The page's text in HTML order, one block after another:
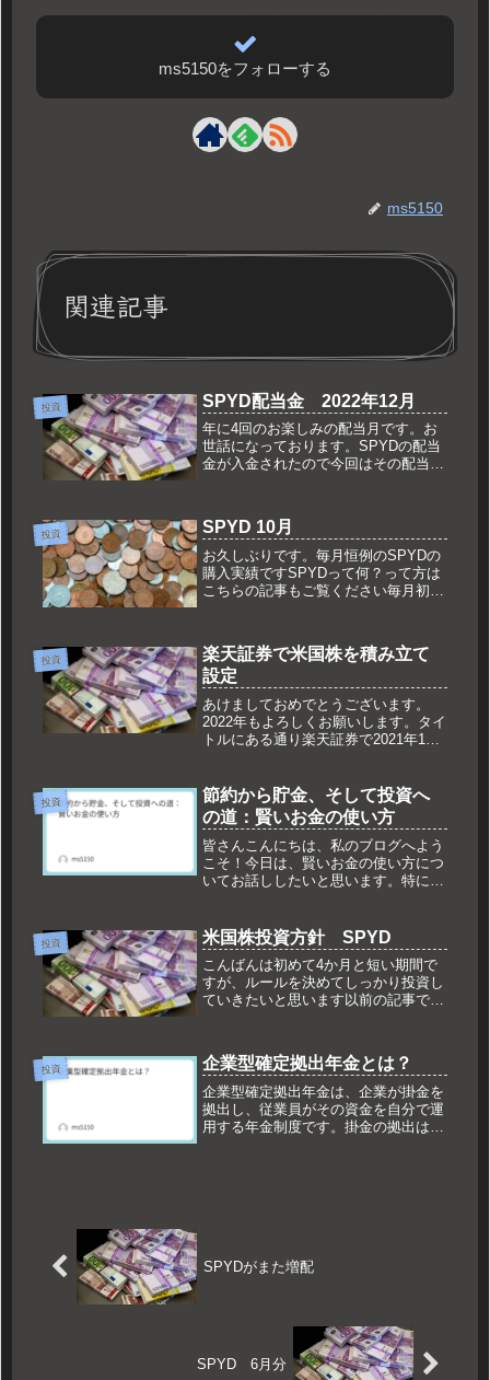
ms5150をフォローする
ms5150
関連記事
投資 SPYD配当金 2022年12月
年に4回のお楽しみの配当月です。お
世話になっております。SPYDの配当
金が入金されたので今回はその配当金
価：0.50726＄数量：42株配当金合
計：21.30＄受...
投資 SPYD 10月
お久しぶりです。毎月恒例のSPYDの
購入実績ですSPYDって何？って方は
こちらの記事もご覧ください毎月初め
０月分として１株購入40.5ドルでし
た。合計で１９株となりました...
投資
楽天証券で米国株を積み立て
設定
あけましておめでとうございます。
2022年もよろしくお願いします。タイ
トルにある通り楽天証券で2021年12
たのは、今まで毎月1株買っていた
SPYDちなみに最低設定金額が...
投資
節約から貯金、そして投資へ
の道：賢いお金の使い方
皆さんこんにちは、私のブログへよう
こそ！今日は、賢いお金の使い方につ
いてお話ししたいと思います。特に、
節約の重要性まずは、節約の重要性に
ついて考えましょう。節約は、将来...
投資 米国株投資方針 SPYD
こんばんは初めて4か月と短い期間で
すが、ルールを決めてしっかり投資し
ていきたいと思います以前の記事で
かし１月は３株買ってますこのままで
はよくないと思い、自分ルールをし
っ...
投資 企業型確定拠出年金とは？
企業型確定拠出年金は、企業が掛金を
拠出し、従業員がその資金を自分で運
用する年金制度です。掛金の拠出は会
SPYDがまた増配
SPYD 6月分